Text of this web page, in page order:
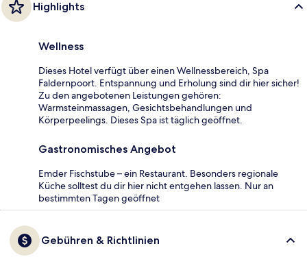
Highlights
Wellness
Dieses Hotel verfügt über einen Wellnessbereich, Spa
Faldernpoort. Entspannung und Erholung sind dir hier sicher!
Zu den angebotenen Leistungen gehören:
Warmsteinmassagen, Gesichtsbehandlungen und
Körperpeelings. Dieses Spa ist täglich geöffnet.
Gastronomisches Angebot
Emder Fischstube – ein Restaurant. Besonders regionale
Küche solltest du dir hier nicht entgehen lassen. Nur an
bestimmten Tagen geöffnet
Gebühren & Richtlinien